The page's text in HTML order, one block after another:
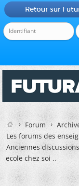
Retour sur
Forum
Les forums des
Anciennes discussions
ecole chez soi ..